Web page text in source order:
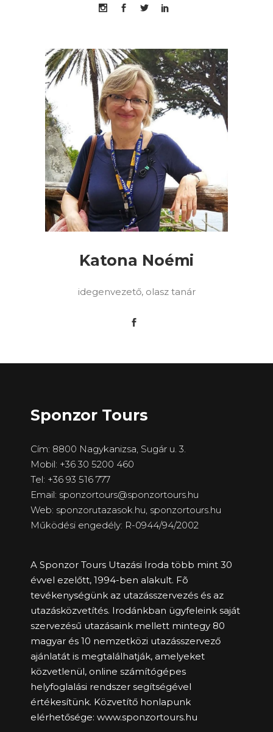
Katona Noémi
idegenvezető, olasz tanár
Sponzor Tours
Cím: 8800 Nagykanizsa, Sugár u. 3.
Mobil: +36 30 5200 460
Tel: +36 93 516 777
Email: sponzortours@sponzortours.hu
Web: sponzorutazasok.hu, sponzortours.hu
Működési engedély: R-0944/94/2002
A Sponzor Tours Utazási Iroda több mint 30
évvel ezelőtt, 1994-ben alakult. Fõ
tevékenységünk az utazásszervezés és az
utazásközvetítés. Irodánkban ügyfeleink saját
szervezésű utazásaink mellett mintegy 80
magyar és 10 nemzetközi utazásszervező
ajánlatát is megtalálhatják, amelyeket
közvetlenül, online számítógépes
helyfoglalási rendszer segítségével
értékesítünk. Közvetítő honlapunk
elérhetősége: www.sponzortours.hu